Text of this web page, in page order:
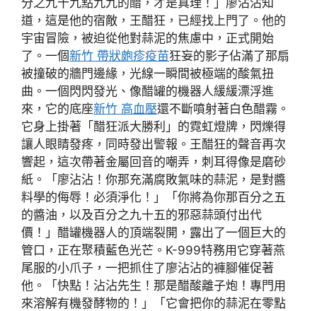
道，這是他的宿敵，王醋狂，已經找上門了。他的
宇宙冒險，被迫從他對蒜泥的焦慮中，正式開始
了。一個新竹 帶狀皰疹疫苗狂妄的影子佔滿了那扇
被撞破的牆門邊緣，光線一瞬間被極端的酸氣扭
曲。一個閃閃發光、像醋罐的機器人緩緩漂浮進
來，它的底座新竹 高血壓還不斷噴射著白色醋霧。
它身上掛著「醋狂派大勝利」的霓虹燈牌，閃爍得
讓人眼睛發疼，同時發出警報。王醋狂的聲音再次
響起，這次帶著金屬回音的嘲弄，刺耳得像是磨砂
紙。「廖沾沾！你那充滿腐敗氣味的蒜泥，是對醬
料學的侮辱！必須淨化！」「你將為你那百分之五
的醬油，以及百分之九十五的邪惡蒜頭付出代
價！」醋罐機器人的頂端裂開，露出了一個巨大的
管口，正在聚積藍色光芒。K-999特務用它穿著燕
尾服的小爪子，一把抓住了廖沾沾的褲腳催促著
他。「快點！沾沾先生！那是醋酸離子炮！專門用
來溶解有機發酵物的！」「它會把你的蒜泥在零點